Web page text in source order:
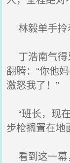
林毅单手拎
丁浩南气得
翻腾：“你他
激怒我了！”
“班长，现
步枪搁置在地
看到这一幕